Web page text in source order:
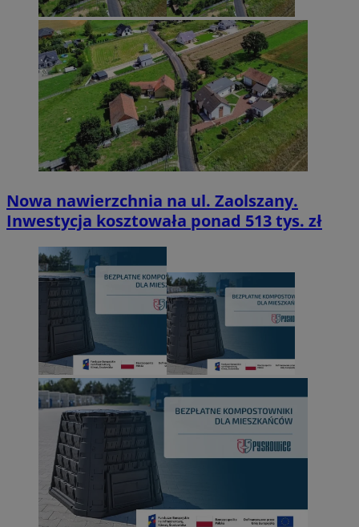
Nowa nawierzchnia na ul. Zaolszany.
Inwestycja kosztowała ponad 513 tys. zł